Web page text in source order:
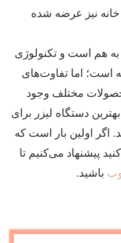
خانه نیز عرضه شده
هم است و تکنولوژی
است؛ اما تفاوت‌های
مختلف وجود
دستگاه لیزر برای
اگر اولین بار است که
پیشنهاد می‌کنیم تا
باشید.